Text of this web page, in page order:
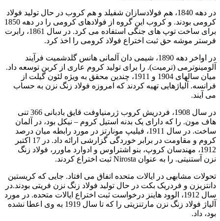
در دهه 1840، هم فولادسازان شفیلد و هم کروب در حال تولید فولاد
کرومی بودند. و کروب این گروه از فولادهای کرومی را در دهه 1850
برای ساخت توپ های جنگی استفاده می کرد. در سال 1861، رابرت
فرستر موشه حق ثبت اختراع فولاد کرومی را اخذ کرد.
در اواخر دهه 1890، شیمی دان آلمانی هانس گلدشمیت فرآیند
آلومینوترمی (ترمیت). را برای تولید کروم عاری از کربن توسعه داد.
میان سالهای 1904 و 1911، چندین محقق به ویژه لئون گیلت از
فرانسه. آلیاژهایی تهیه کردند که امروزه فولاد زنگ نزن به حساب
می آیند.
در سال 1908، فردریش کروب ژرمنیاوفت قایق بادبانی 366 تنی
هاف مون. را که دارای یک بدنه استیل کروم – نیکل بود، در آلمان
ساخت. در سال 1911، فیلیپ مونارتز در مورد رابطه میان درصد
کروم و مقاومت در برابر خوردگی گزارشی ارائه داد. در 17 اکتبر
1912، مهندسان کروپ، بنو اشتراوس و ادوارد ماورر، فولاد زنگ
نزن آستنیتی. را به عنوان Nirosta ثبت اختراع کردند.
تحولات مشابهی در ایالات متحده اتفاق می افتاد. جایی که کریستین
دانتزیزن و فردریک بکت در حال تولید فولاد زنگ نزن فریتی بودند.در
سال 1912، الوود هاینز درخواست ثبت اختراع ایالات متحده. در مورد
آلیاژ فولاد زنگ نزن مارتنزیتی را که تا سال 1919 به وی اعطا نشده
بود، داد.